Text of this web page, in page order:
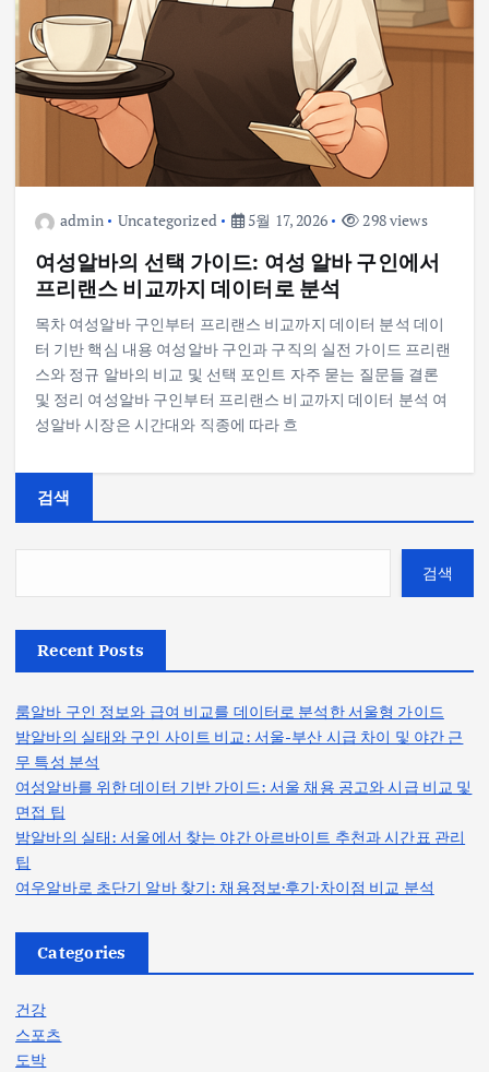
admin Uncategorized 5월 17, 2026 298 views
여성알바의 선택 가이드: 여성 알바 구인에서
프리랜스 비교까지 데이터로 분석
목차 여성알바 구인부터 프리랜스 비교까지 데이터 분석 데이
터 기반 핵심 내용 여성알바 구인과 구직의 실전 가이드 프리랜
스와 정규 알바의 비교 및 선택 포인트 자주 묻는 질문들 결론
및 정리 여성알바 구인부터 프리랜스 비교까지 데이터 분석 여
성알바 시장은 시간대와 직종에 따라 흐
검색
검색
Recent Posts
룸알바 구인 정보와 급여 비교를 데이터로 분석한 서울형 가이드
밤알바의 실태와 구인 사이트 비교: 서울-부산 시급 차이 및 야간 근
무 특성 분석
여성알바를 위한 데이터 기반 가이드: 서울 채용 공고와 시급 비교 및
면접 팁
밤알바의 실태: 서울에서 찾는 야간 아르바이트 추천과 시간표 관리
팁
여우알바로 초단기 알바 찾기: 채용정보·후기·차이점 비교 분석
Categories
건강
스포츠
도박